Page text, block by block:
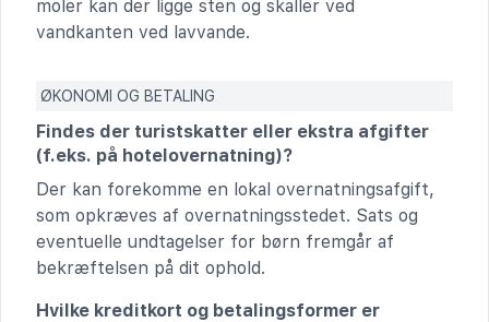
moler kan der ligge sten og skaller ved
vandkanten ved lavvande.
ØKONOMI OG BETALING
Findes der turistskatter eller ekstra afgifter
(f.eks. på hotelovernatning)?
Der kan forekomme en lokal overnatningsafgift,
som opkræves af overnatningsstedet. Sats og
eventuelle undtagelser for børn fremgår af
bekræftelsen på dit ophold.
Hvilke kreditkort og betalingsformer er